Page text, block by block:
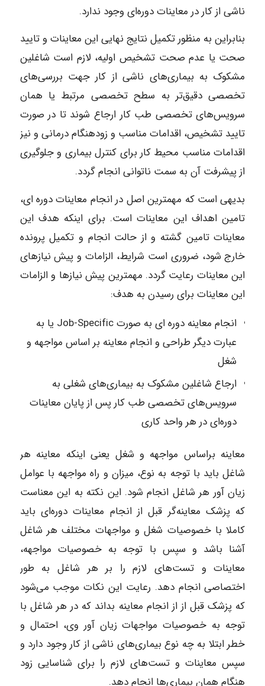
ناشی از کار در معاینات دوره‌ای وجود ندارد.
بنابراین به منظور تکمیل نتایج نهایی این معاینات و تایید
صحت یا عدم صحت تشخیص اولیه، لازم است شاغلین
مشکوک به بیماری‌های ناشی از کار جهت بررسی‌های
تخصصی دقیق‌تر به سطح تخصصی مرتبط یا همان
سرویس‌های تخصصی طب کار ارجاع شوند تا در صورت
تایید تشخیص، اقدامات مناسب و زودهنگام درمانی و نیز
اقدامات مناسب محیط کار برای کنترل بیماری و جلوگیری
از پیشرفت آن به سمت ناتوانی انجام گردد.
بدیهی است که مهمترین اصل در انجام معاینات دوره ای،
تامین اهداف این معاینات است. برای اینکه هدف این
معاینات تامین گشته و از حالت انجام و تکمیل پرونده
خارج شود، ضروری است شرایط، الزامات و پیش نیازهای
این معاینات رعایت گردد. مهمترین پیش نیازها و الزامات
این معاینات برای رسیدن به هدف:
انجام معاینه دوره ای به صورت Job-Specific یا به
عبارت دیگر طراحی و انجام معاینه بر اساس مواجهه و
شغل
ارجاع شاغلین مشکوک به بیماری‌های شغلی به
سرویس‌های تخصصی طب کار پس از پایان معاینات
دوره‌ای در هر واحد کاری
معاینه براساس مواجهه و شغل یعنی اینکه معاینه هر
شاغل باید با توجه به نوع، میزان و راه مواجهه با عوامل
زیان آور هر شاغل انجام شود. این نکته به این معناست
که پزشک معاینه‌گر قبل از انجام معاینات دوره‌ای باید
کاملا با خصوصیات شغل و مواجهات مختلف هر شاغل
آشنا باشد و سپس با توجه به خصوصیات مواجهه،
معاینات و تست‌های لازم را بر هر شاغل به طور
اختصاصی انجام دهد. رعایت این نکات موجب می‌شود
که پزشک قبل از از انجام معاینه بداند که در هر شاغل با
توجه به خصوصیات مواجهات زیان آور وی، احتمال و
خطر ابتلا به چه نوع بیماری‌های ناشی از کار وجود دارد و
سپس معاینات و تست‌های لازم را برای شناسایی زود
هنگام همان بیماری‌ها انجام دهد.